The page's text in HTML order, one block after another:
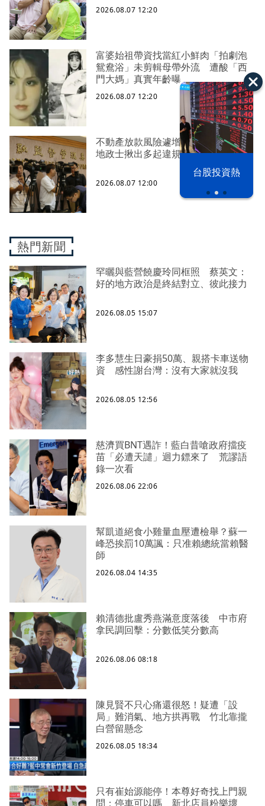
台股投資熱
2026.08.07 12:20
富婆始祖帶資找當紅小鮮肉「拍劇泡
鴛鴦浴」未剪輯母帶外流 遭酸「西
門大媽」真實年齡曝
2026.08.07 12:20
不動產放款風險遽增 金管會嚴控金檢
地政士揪出多起違規
2026.08.07 12:00
熱門新聞
罕曬與藍營饒慶玲同框照 蔡英文：
好的地方政治是終結對立、彼此接力
2026.08.05 15:07
李多慧生日豪捐50萬、親搭卡車送物
資 感性謝台灣：沒有大家就沒我
2026.08.05 12:56
慈濟買BNT遇詐！藍白昔嗆政府擋疫
苗「必遭天譴」迴力鏢來了 荒謬語
錄一次看
2026.08.06 22:06
幫凱道絕食小雞量血壓遭檢舉？蘇一
峰恐挨罰10萬諷：只准賴總統當賴醫
師
2026.08.04 14:35
賴清德批盧秀燕滿意度落後 中市府
拿民調回擊：分數低笑分數高
2026.08.06 08:18
陳見賢不只心痛還很怒！疑遭「設
局」難消氣、地方拱再戰 竹北靠攏
白營留懸念
2026.08.05 18:34
只有崔始源能停！本尊好奇找上門親
問：停車可以嗎 新北店員粉樂壞